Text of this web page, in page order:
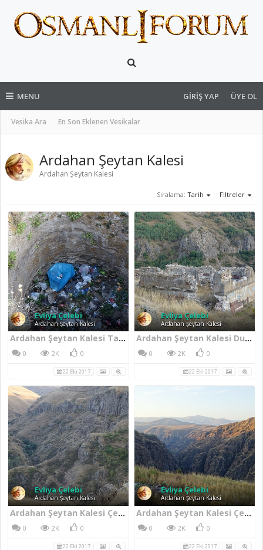
MENU
Vesika Ara En Son Eklenen Vesikalar
GIRIŞ YAP ÜYE OL
Ardahan Şeytan Kalesi
Ardahan Şeytan Kalesi
Sıralama: Tarih Filtreler
Evliya Çelebi
Ardahan Şeytan Kalesi
Ardahan Şeytan Kalesi Tarihimize Verilen Değer
0 2K 0
22 Eki 2017
Evliya Çelebi
Ardahan Şeytan Kalesi
Ardahan Şeytan Kalesi Duvarları
0 2K 0
22 Eki 2017
Evliya Çelebi
Ardahan Şeytan Kalesi
Ardahan Şeytan Kalesi Çevresi
0 2K 0
22 Eki 2017
Evliya Çelebi
Ardahan Şeytan Kalesi
Ardahan Şeytan Kalesi Çevresi
0 2K 0
22 Eki 2017